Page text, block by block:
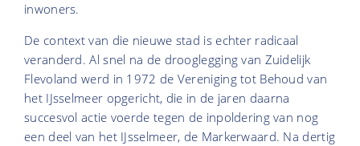
inwoners.
De context van die nieuwe stad is echter radicaal
veranderd. Al snel na de drooglegging van Zuidelijk
Flevoland werd in 1972 de Vereniging tot Behoud van
het IJsselmeer opgericht, die in de jaren daarna
succesvol actie voerde tegen de inpoldering van nog
een deel van het IJsselmeer, de Markerwaard. Na dertig